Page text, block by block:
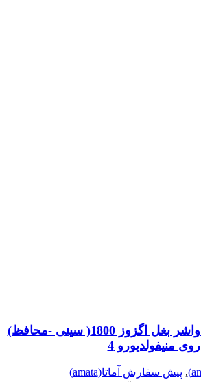
(2102701)AMATA واشر بغل اگزوز 1800( سینی -محافظ)
روی منیفولدیورو 4
, پیش سفارش آماتا(amata)